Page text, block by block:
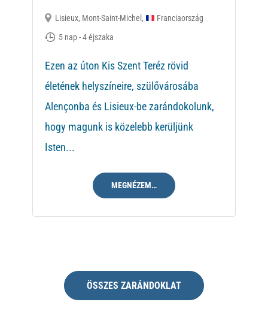
Lisieux, Mont-Saint-Michel ,
Franciaország
5 nap - 4 éjszaka
Ezen az úton Kis Szent Teréz rövid
életének helyszíneire, szülővárosába
Alençonba és Lisieux-be zarándokolunk,
hogy magunk is közelebb kerüljünk
Isten...
MEGNÉZEM…
ÖSSZES ZARÁNDOKLAT